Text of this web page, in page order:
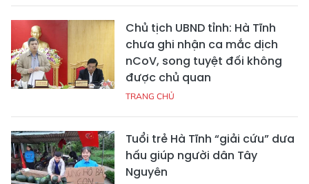
Chủ tịch UBND tỉnh: Hà Tĩnh
chưa ghi nhận ca mắc dịch
nCoV, song tuyệt đối không
được chủ quan
TRANG CHỦ
Tuổi trẻ Hà Tĩnh “giải cứu” dưa
hấu giúp người dân Tây
Nguyên